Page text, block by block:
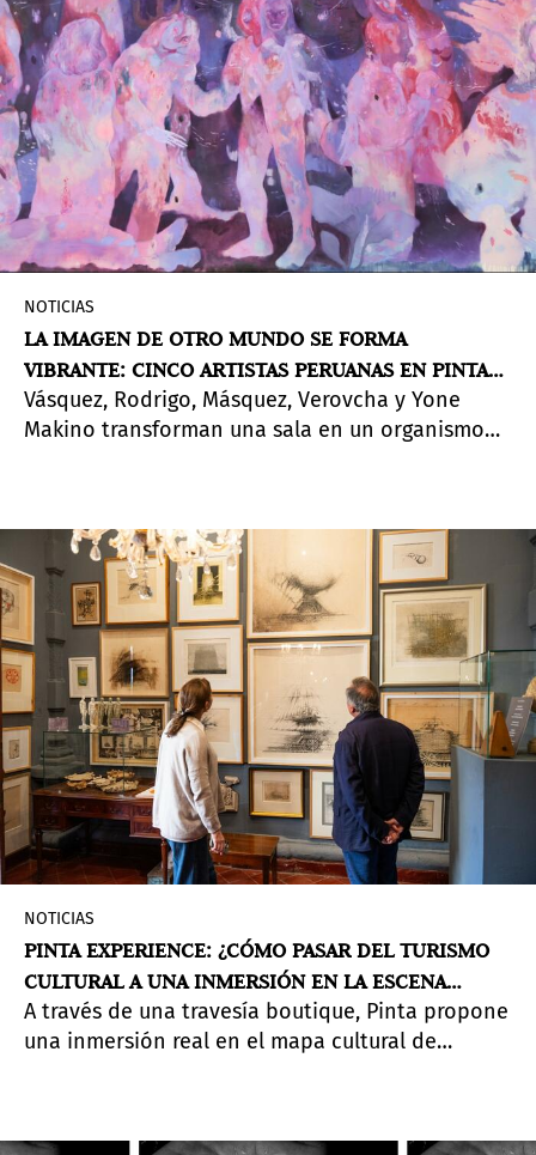
NOTICIAS
LA IMAGEN DE OTRO MUNDO SE FORMA
VIBRANTE: CINCO ARTISTAS PERUANAS EN PINTA
LIMA 2026
Vásquez, Rodrigo, Másquez, Verovcha y Yone
Makino transforman una sala en un organismo
NOTICIAS
PINTA EXPERIENCE: ¿CÓMO PASAR DEL TURISMO
CULTURAL A UNA INMERSIÓN EN LA ESCENA
ARTÍSTICA?
A través de una travesía boutique, Pinta propone
una inmersión real en el mapa cultural de